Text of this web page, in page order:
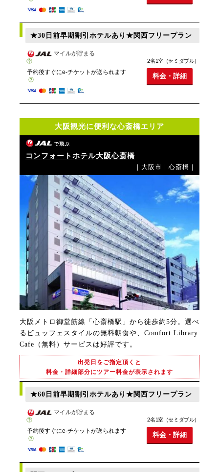
★30日前早期割引ホテルあり★関西フリープラン
マイルが貯まる
予約後すぐにe-チケットが送られます
2名1室（セミダブル）
料金・詳細
大阪観光に便利な心斎橋エリア
で飛ぶ
コンフォートホテル大阪心斎橋
｜大阪市｜心斎橋｜
大阪メトロ御堂筋線「心斎橋駅」から徒歩約5分。選べ
るビュッフェスタイルの無料朝食や、Comfort Library
Cafe（無料）サービスは好評です。
出発日をご指定頂くと
料金・詳細部分にツアー料金が表示されます
★60日前早期割引ホテルあり★関西フリープラン
マイルが貯まる
予約後すぐにe-チケットが送られます
2名1室（セミダブル）
料金・詳細